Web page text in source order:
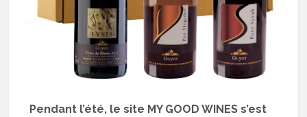
Pendant l’été, le site MY GOOD WINES s’est